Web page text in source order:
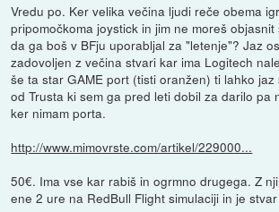
Vredu po. Ker velika večina ljudi reče obema
pripomočkoma joystick in jim ne moreš
da ga boš v BFju uporabljal za "letenje"? Jaz
zadovoljen z večina stvari kar ima Logitech
še ta star GAME port (tisti oranžen) ti lahko jaz
od Trusta ki sem ga pred leti dobil za darilo pa
ker nimam porta.
http://www.mimovrste.com/artikel/229000...
50€. Ima vse kar rabiš in ogrmno drugega. Z
ene 2 ure na RedBull Flight simulaciji in je